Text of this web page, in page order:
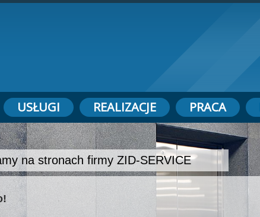
USŁUGI REALIZACJE PRACA
na stronach firmy ZID-SERVICE